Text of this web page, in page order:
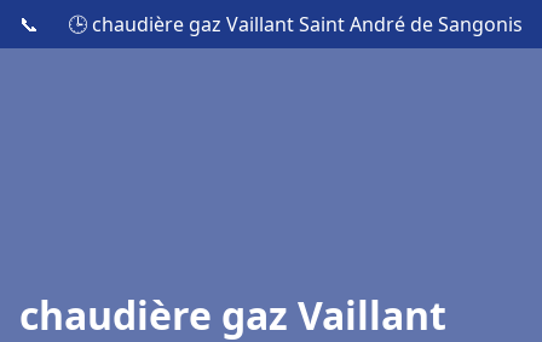
📞 🕒 chaudière gaz Vaillant Saint André de Sangonis
chaudière gaz Vaillant